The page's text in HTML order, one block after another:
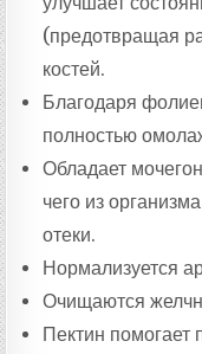
(предотвращая
костей.
Благодаря
полностью
Обладает
чего из
отеки.
Нормализуется
Очищаются
Пектин